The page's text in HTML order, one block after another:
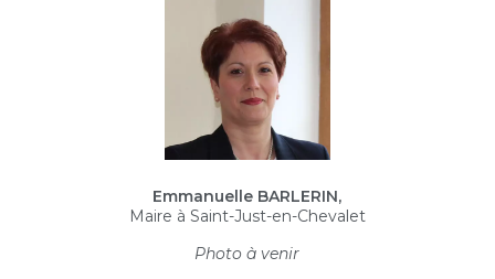
Emmanuelle BARLERIN,
Maire à Saint-Just-en-Chevalet
Photo à venir